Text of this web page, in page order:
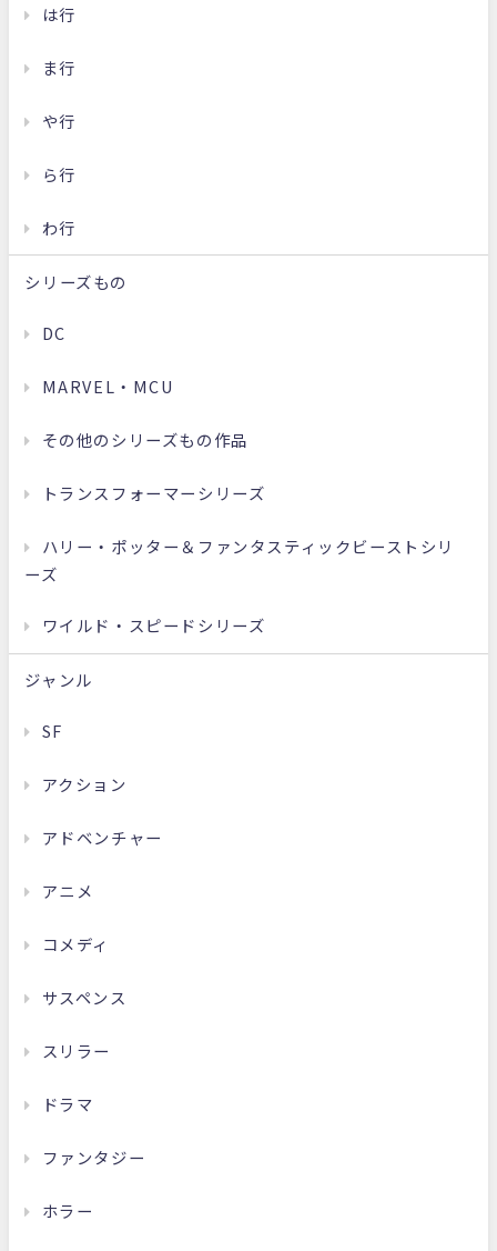
は行
ま行
や行
ら行
わ行
シリーズもの
DC
MARVEL・MCU
その他のシリーズもの作品
トランスフォーマーシリーズ
ハリー・ポッター＆ファンタスティックビーストシリ
ーズ
ワイルド・スピードシリーズ
ジャンル
SF
アクション
アドベンチャー
アニメ
コメディ
サスペンス
スリラー
ドラマ
ファンタジー
ホラー